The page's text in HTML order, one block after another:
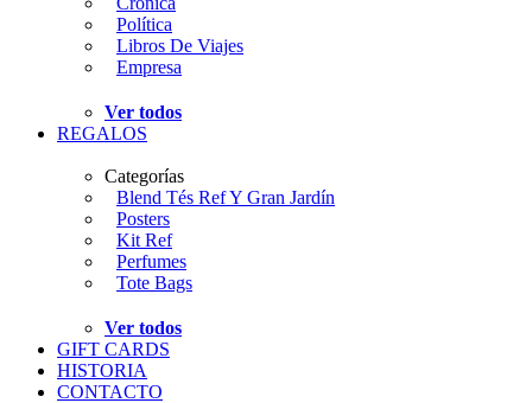
Política
Libros De Viajes
Empresa
Ver todos
REGALOS
Categorías
Blend Tés Ref Y Gran Jardín
Posters
Kit Ref
Perfumes
Tote Bags
Ver todos
GIFT CARDS
HISTORIA
CONTACTO